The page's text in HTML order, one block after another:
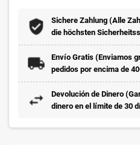
Sichere Zahlung (Alle
die höchsten
Envío Gratis (Enviamos
pedidos por encima de
Devolución de Dinero
dinero en el límite de 30